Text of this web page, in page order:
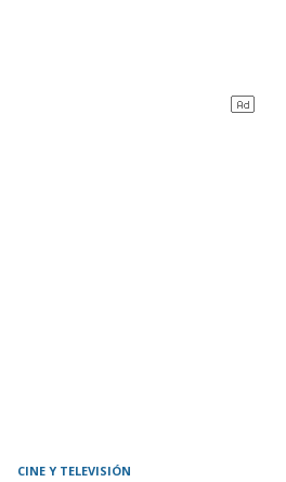
CINE Y TELEVISIÓN